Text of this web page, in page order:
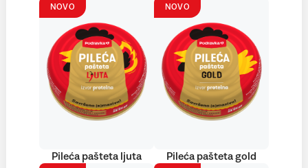
NOVO
Pileća pašteta ljuta
NOVO
Pileća pašteta gold